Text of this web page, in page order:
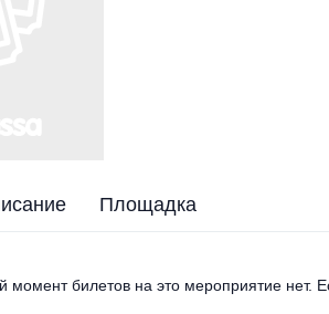
Площадка
момент билетов на это мероприятие нет.